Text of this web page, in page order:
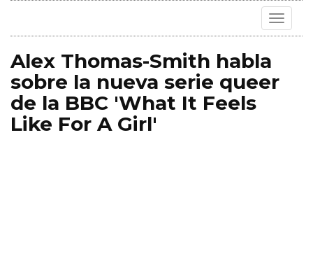
Toggle
Alex Thomas-Smith habla
sobre la nueva serie queer
de la BBC 'What It Feels
Like For A Girl'